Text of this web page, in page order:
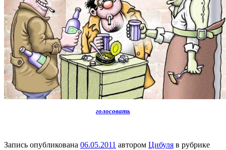
голосовать
Запись опубликована 06.05.2011 автором Цибуля в рубрике